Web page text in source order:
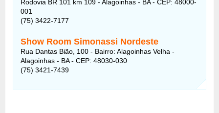
Rodovia BR 101 km 109 - Alagoinhas - BA - CEP: 48000-
001
(75) 3422-7177
Show Room Simonassi Nordeste
Rua Dantas Bião, 100 - Bairro: Alagoinhas Velha -
Alagoinhas - BA - CEP: 48030-030
(75) 3421-7439